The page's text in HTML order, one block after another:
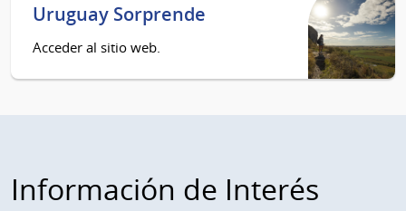
Uruguay Sorprende
Acceder al sitio web.
Información de Interés